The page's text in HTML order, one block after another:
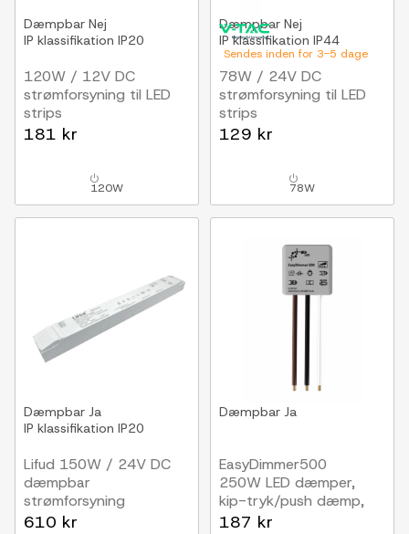
Dæmpbar Nej
IP klassifikation IP20
120W / 12V DC
strømforsyning til LED
strips
10A, IP20
181 kr
120W
Sendes inden for 3-5 dage
Dæmpbar Nej
IP klassifikation IP44
78W / 24V DC
strømforsyning til LED
strips
3.25A, IP44 vådrum
129 kr
78W
Dæmpbar Ja
IP klassifikation IP20
Lifud 150W / 24V DC
dæmpbar
strømforsyning
6.25A, IP20, Triac
610 kr
Dæmpbar Ja
EasyDimmer500
250W LED dæmper,
kip-tryk/push dæmp,
korrespondance, til
187 kr